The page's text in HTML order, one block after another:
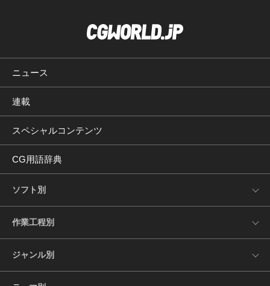
ニュース
連載
スペシャルコンテンツ
CG用語辞典
ソフト別
作業工程別
ジャンル別